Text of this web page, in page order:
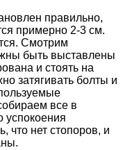
правильно,
примерно 2-3 см.
Смотрим
быть выставлены
и стоять на
затягивать болты и
все в
успокоения
что нет стопоров, и